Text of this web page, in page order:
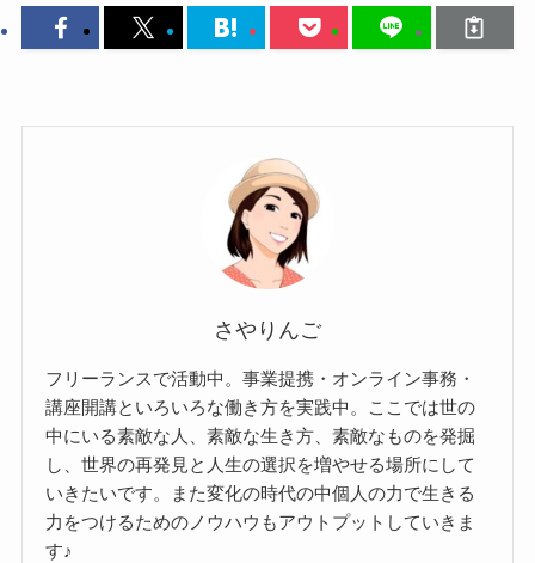
さやりんご
フリーランスで活動中。事業提携・オンライン事務・
講座開講といろいろな働き方を実践中。ここでは世の
中にいる素敵な人、素敵な生き方、素敵なものを発掘
し、世界の再発見と人生の選択を増やせる場所にして
いきたいです。また変化の時代の中個人の力で生きる
力をつけるためのノウハウもアウトプットしていきま
す♪